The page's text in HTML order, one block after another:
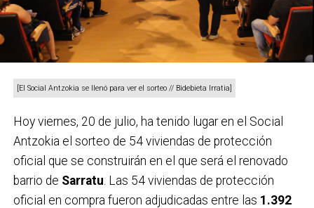
[El Social Antzokia se llenó para ver el sorteo // Bidebieta Irratia]
Hoy viernes, 20 de julio, ha tenido lugar en el Social
Antzokia el sorteo de 54 viviendas de protección
oficial que se construirán en el que será el renovado
barrio de Sarratu . Las 54 viviendas de protección
oficial en compra fueron adjudicadas entre las 1.392